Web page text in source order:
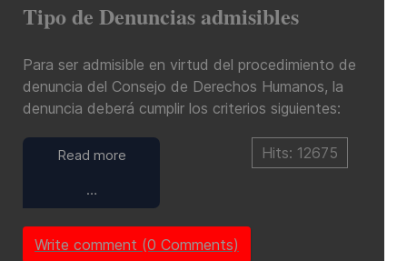
Tipo de Denuncias admisibles
Para ser admisible en virtud del procedimiento de
denuncia del Consejo de Derechos Humanos, la
denuncia deberá cumplir los criterios siguientes:
Read more
…
Hits: 12675
Write comment (0 Comments)